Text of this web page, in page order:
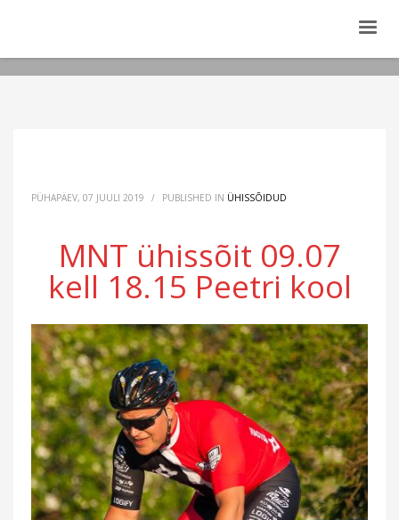
PÜHAPÄEV, 07 JUULI 2019 / PUBLISHED IN ÜHISSÕIDUD
MNT ühissõit 09.07
kell 18.15 Peetri kool